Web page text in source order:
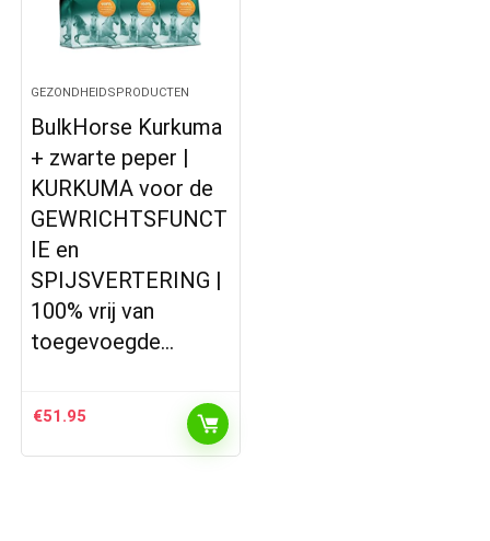
GEZONDHEIDSPRODUCTEN
BulkHorse Kurkuma
+ zwarte peper |
KURKUMA voor de
GEWRICHTSFUNCT
IE en
SPIJSVERTERING |
100% vrij van
toegevoegde…
€51.95